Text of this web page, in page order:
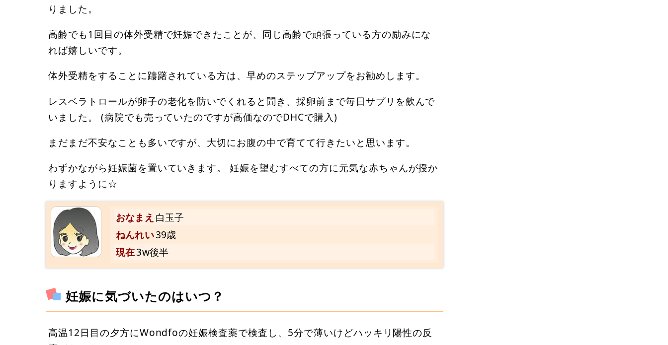
りました。
高齢でも1回目の体外受精で妊娠できたことが、同じ高齢で頑張っている方の励みにな
れば嬉しいです。
体外受精をすることに躊躇されている方は、早めのステップアップをお勧めします。
レスベラトロールが卵子の老化を防いでくれると聞き、採卵前まで毎日サプリを飲んで
いました。 (病院でも売っていたのですが高価なのでDHCで購入)
まだまだ不安なことも多いですが、大切にお腹の中で育てて行きたいと思います。
わずかながら妊娠菌を置いていきます。 妊娠を望むすべての方に元気な赤ちゃんが授か
りますように☆
おなまえ 白玉子
ねんれい39歳
現在3w後半
妊娠に気づいたのはいつ？
高温12日目の夕方にWondfoの妊娠検査薬で検査し、5分で薄いけどハッキリ陽性の反